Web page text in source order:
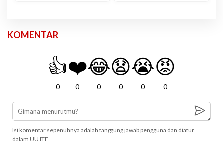
KOMENTAR
👍
0
❤️
0
😂
0
😧
0
😭
0
😡
0
Isi komentar sepenuhnya adalah tanggung jawab pengguna dan diatur
dalam UU ITE